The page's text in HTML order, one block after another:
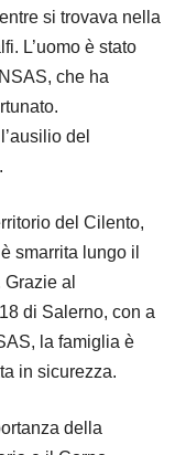
si trovava nella
L’uomo è stato
che ha
del
del Cilento,
smarrita lungo il
al
di Salerno, con a
la famiglia è
in sicurezza.
della